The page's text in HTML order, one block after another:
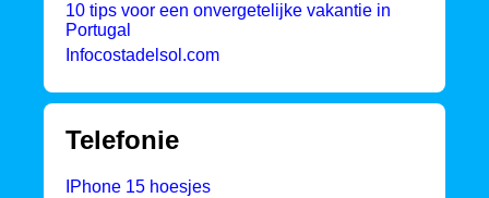
10 tips voor een onvergetelijke vakantie in
Portugal
Infocostadelsol.com
Telefonie
IPhone 15 hoesjes